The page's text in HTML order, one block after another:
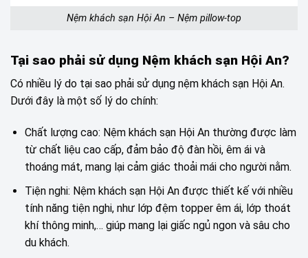
Nệm khách sạn Hội An – Nệm pillow-top
Tại sao phải sử dụng Nệm khách sạn Hội An?
Có nhiều lý do tại sao phải sử dụng nệm khách sạn Hội An.
Dưới đây là một số lý do chính:
Chất lượng cao: Nệm khách sạn Hội An thường được làm
từ chất liệu cao cấp, đảm bảo độ đàn hồi, êm ái và
thoáng mát, mang lại cảm giác thoải mái cho người nằm.
Tiện nghi: Nệm khách sạn Hội An được thiết kế với nhiều
tính năng tiện nghi, như lớp đệm topper êm ái, lớp thoát
khí thông minh,… giúp mang lại giấc ngủ ngon và sâu cho
du khách.